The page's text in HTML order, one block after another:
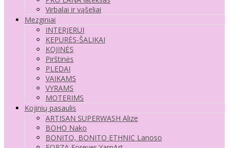
Virbalai ir vąšeliai
Mezginiai
INTERJERUI
KEPURĖS-ŠALIKAI
KOJINĖS
Pirštinės
PLEDAI
VAIKAMS
VYRAMS
MOTERIMS
Kojinių pasaulis
ARTISAN SUPERWASH Alize
BOHO Nako
BONITO, BONITO ETHNIC Lanoso